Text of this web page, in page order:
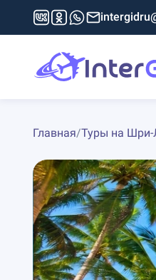
Главная/Туры на Шри-